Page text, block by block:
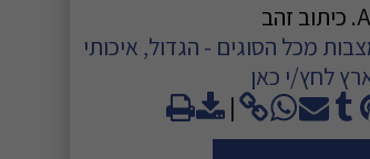
מכל הסוגים - הגדול, איכותי
לחץ/י כאן